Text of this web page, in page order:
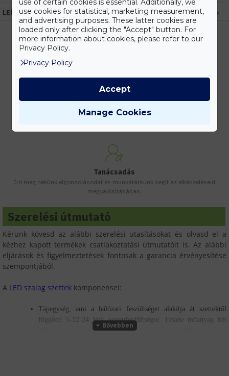
LEÍRÁS
Gyors kiszállítás
Tanácsadás
Írd meg nekünk elgondolásodat és munkatársunk segít az elképzeléseid
megvalósításában.
Szerelési útmutató
Kérünk kövesd az alábbi szerelési utasításokat és olvasd el a
kézhez kapott termékek csatlakoztatási útmutatóit is. Az alábbi
eljárások és figyelmeztetések fontosak a garancia érvényesítése
szempontjából.
A LED szalag szettek komponensei:
Tápegység, ami a hálózati feszültséget alakítja át szettektől
függően 5-12-24 Volt egyenfeszültségre. Fekete műanyag két
oldalán csatlakozóval vagy fém egység sorkapcsokkal,
use cookies for statistical, marketing measurement,
and advertising purposes. These latter cookies are
loaded only after clicking the "Accept" button. For
more information about cookies, please refer to our
Privacy Policy.
Privacy Policy
Manage Cookies
Accept